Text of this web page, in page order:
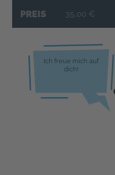
PREIS 35,00 €
Ich freue mich auf
dich!